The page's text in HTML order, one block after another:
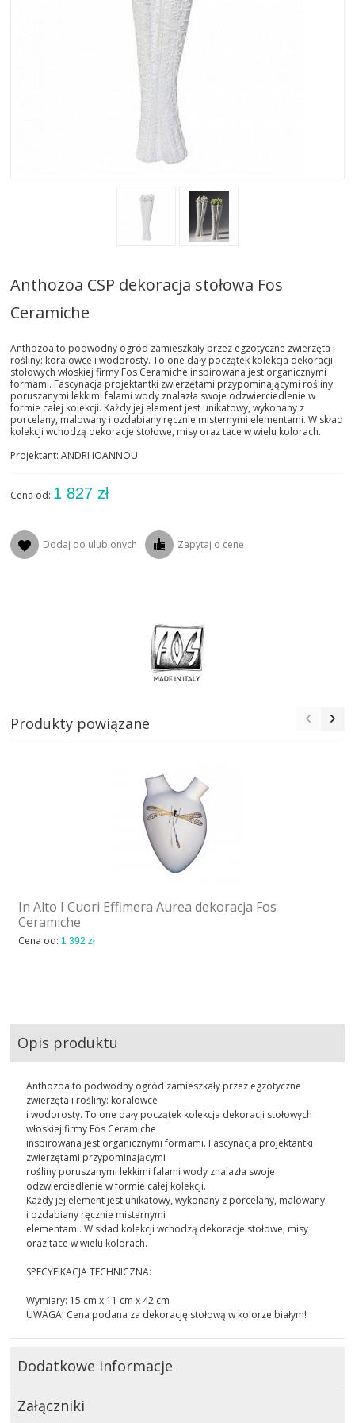
STREFA-PROJEKTANTA
Anthozoa CSP dekoracja stołowa Fos
Ceramiche
Anthozoa to podwodny ogród zamieszkały przez egzotyczne zwierzęta i
rośliny: koralowce i wodorosty. To one dały początek kolekcja dekoracji
stołowych włoskiej firmy Fos Ceramiche inspirowana jest organicznymi
formami. Fascynacja projektantki zwierzętami przypominającymi rośliny
poruszanymi lekkimi falami wody znalazła swoje odzwierciedlenie w
formie całej kolekcji. Każdy jej element jest unikatowy, wykonany z
porcelany, malowany i ozdabiany ręcznie misternymi elementami. W skład
kolekcji wchodzą dekoracje stołowe, misy oraz tace w wielu kolorach.
Projektant: ANDRI IOANNOU
Cena od: 1 827 zł
Dodaj do ulubionych Zapytaj o cenę
Produkty powiązane
In Alto I Cuori Effimera Aurea dekoracja Fos
Ceramiche
Cena od: 1 392 zł
Opis produktu
Anthozoa to podwodny ogród zamieszkały przez egzotyczne
zwierzęta i rośliny: koralowce
i wodorosty. To one dały początek kolekcja dekoracji stołowych
włoskiej firmy Fos Ceramiche
inspirowana jest organicznymi formami. Fascynacja projektantki
zwierzętami przypominającymi
rośliny poruszanymi lekkimi falami wody znalazła swoje
odzwierciedlenie w formie całej kolekcji.
Każdy jej element jest unikatowy, wykonany z porcelany, malowany
i ozdabiany ręcznie misternymi
elementami. W skład kolekcji wchodzą dekoracje stołowe, misy
oraz tace w wielu kolorach.
SPECYFIKACJA TECHNICZNA:
Wymiary: 15 cm x 11 cm x 42 cm
UWAGA! Cena podana za dekorację stołową w kolorze białym!
Dodatkowe informacje
Załączniki